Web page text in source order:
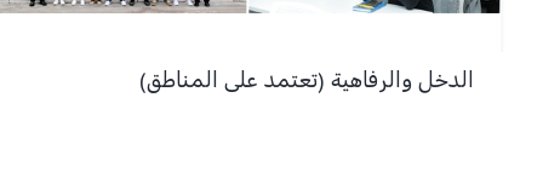
الدخل والرفاهية (تعتمد على المناطق)